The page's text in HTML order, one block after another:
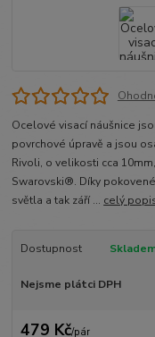
Ocelové visací náušnice
povrchové úpravě a jsou
Rivoli, o velikosti cca
Swarovski®. Díky
světla a tak září ... celý
Dostupnost
Nejsme plátci DPH
479 Kč/pár